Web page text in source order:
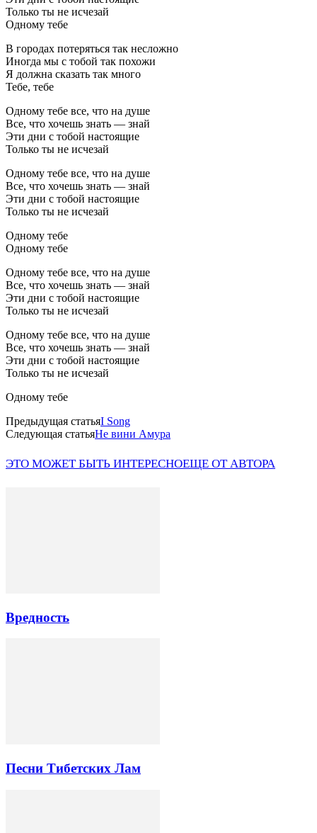
Только ты не исчезай
Одному тебе
В городах потеряться так несложно
Иногда мы с тобой так похожи
Я должна сказать так много
Тебе, тебе
Одному тебе все, что на душе
Все, что хочешь знать — знай
Эти дни с тобой настоящие
Только ты не исчезай
Одному тебе все, что на душе
Все, что хочешь знать — знай
Эти дни с тобой настоящие
Только ты не исчезай
Одному тебе
Одному тебе
Одному тебе все, что на душе
Все, что хочешь знать — знай
Эти дни с тобой настоящие
Только ты не исчезай
Одному тебе все, что на душе
Все, что хочешь знать — знай
Эти дни с тобой настоящие
Только ты не исчезай
Одному тебе
Предыдущая статьяI Song
Следующая статьяНе вини Амура
ЭТО МОЖЕТ БЫТЬ ИНТЕРЕСНОЕЩЕ ОТ АВТОРА
Вредность
Песни Тибетских Лам